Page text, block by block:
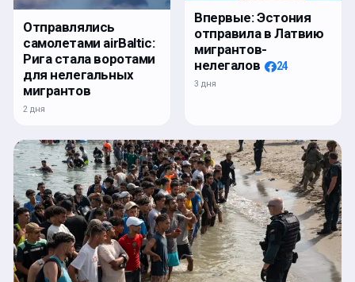
Отправлялись
самолетами airBaltic:
Рига стала воротами
для нелегальных
мигрантов
2 дня
Впервые: Эстония
отправила в Латвию
мигрантов-
нелегалов
24
3 дня